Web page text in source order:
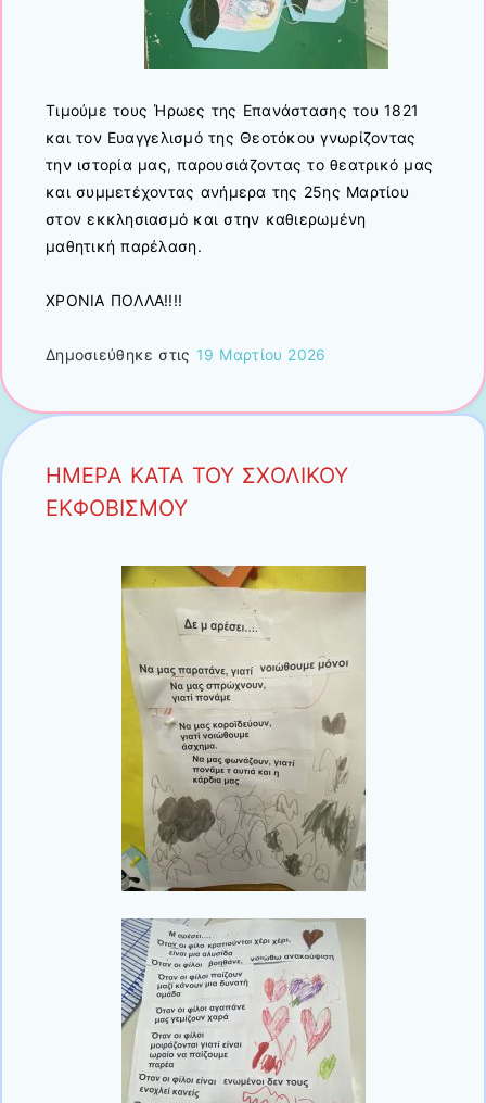
Τιμούμε τους Ήρωες της Επανάστασης του 1821
και τον Ευαγγελισμό της Θεοτόκου γνωρίζοντας
την ιστορία μας, παρουσιάζοντας το θεατρικό μας
και συμμετέχοντας ανήμερα της 25ης Μαρτίου
στον εκκλησιασμό και στην καθιερωμένη
μαθητική παρέλαση.
ΧΡΟΝΙΑ ΠΟΛΛΑ!!!!
Δημοσιεύθηκε στις 19 Μαρτίου 2026
ΗΜΕΡΑ ΚΑΤΑ ΤΟΥ ΣΧΟΛΙΚΟΥ
ΕΚΦΟΒΙΣΜΟΥ